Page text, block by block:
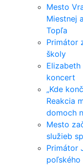
Mesto
Miestnej
Topľa
Primátor
školy
koncert
„Kde
Reakcia
domoch
Mesto
služieb
Primátor
poľského